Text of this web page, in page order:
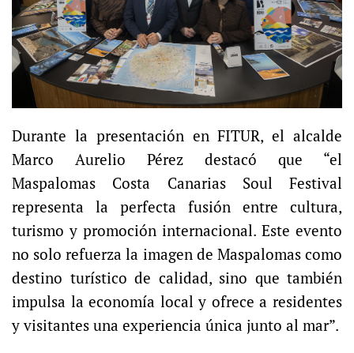
Durante la presentación en FITUR, el alcalde
Marco Aurelio Pérez destacó que “el
Maspalomas Costa Canarias Soul Festival
representa la perfecta fusión entre cultura,
turismo y promoción internacional. Este evento
no solo refuerza la imagen de Maspalomas como
destino turístico de calidad, sino que también
impulsa la economía local y ofrece a residentes
y visitantes una experiencia única junto al mar”.